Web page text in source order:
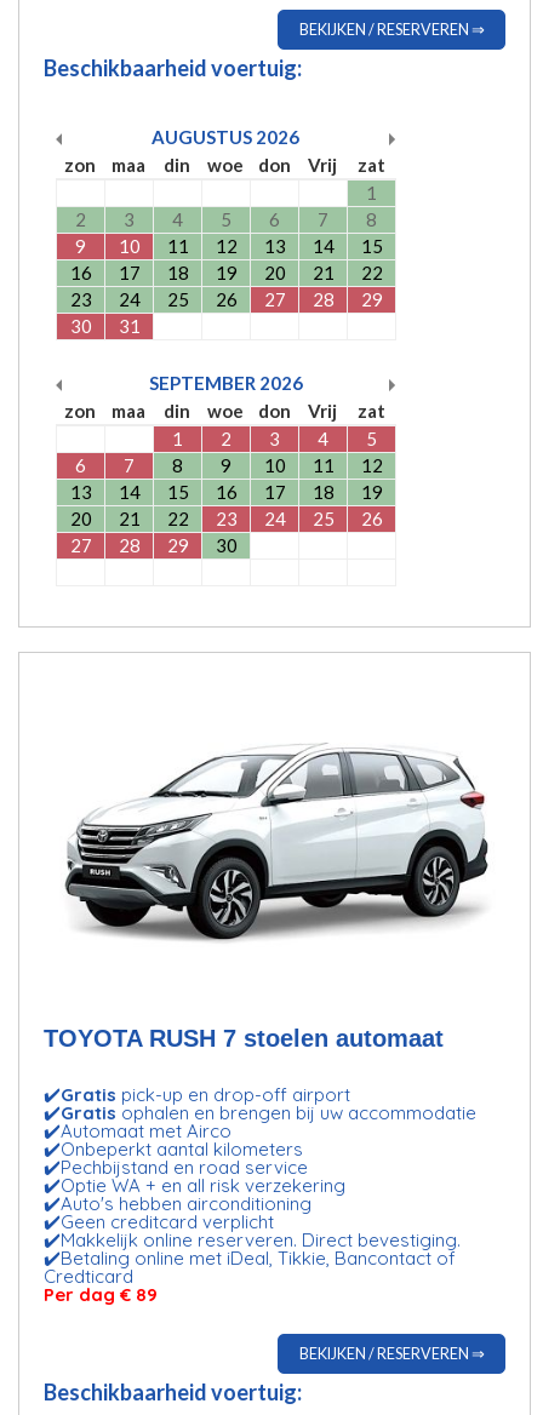
BEKIJKEN / RESERVEREN ⇒
Beschikbaarheid voertuig:
AUGUSTUS 2026
zon
maa din woe don Vrij
zat
1
2
3 4 5 6 7
8
9
10 11 12 13 14
15
16
17 18 19 20 21
22
23
24 25 26 27 28
29
30
31
SEPTEMBER 2026
zon
maa din woe don Vrij
zat
1
2 3 4
5
6
7 8 9 10 11
12
13
14 15 16 17 18
19
20
21 22 23 24 25
26
27
28 29 30
TOYOTA RUSH 7 stoelen automaat
✔️Gratis pick-up en drop-off airport
✔️Gratis ophalen en brengen bij uw accommodatie
✔️Automaat met Airco
✔️Onbeperkt aantal kilometers
✔️Pechbijstand en road service
✔️Optie WA + en all risk verzekering
✔️Auto's hebben airconditioning
✔️Geen creditcard verplicht
✔️Makkelijk online reserveren. Direct bevestiging.
✔️Betaling online met iDeal, Tikkie, Bancontact of
Credticard
Per dag € 89
BEKIJKEN / RESERVEREN ⇒
Beschikbaarheid voertuig: